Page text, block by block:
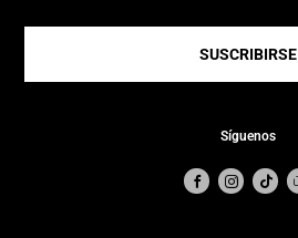
SUSCRIBIRSE
Síguenos